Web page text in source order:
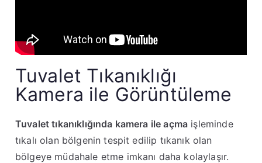
Tuvalet Tıkanıklığı
Kamera ile Görüntüleme
Tuvalet tıkanıklığında kamera ile açma işleminde
tıkalı olan bölgenin tespit edilip tıkanık olan
bölgeye müdahale etme imkanı daha kolaylaşır.